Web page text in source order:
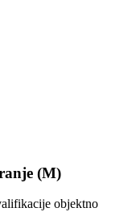
(M)
objektno